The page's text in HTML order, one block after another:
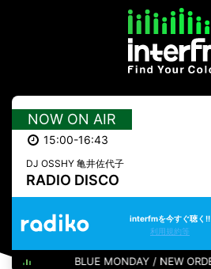
NOW ON AIR
15:00-16:43
DJ OSSHY 亀井佐代子
RADIO DISCO
interfmを今すぐ聴く!!
利用規約等
BLUE MONDAY / NEW ORDER